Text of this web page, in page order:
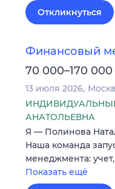
Откликнуться
Финансовый
70 000–170 000
13 июля 2026
АНАТОЛЬЕВНА
Я — Полинова
Наша команда
менеджмента:
Показать ещё